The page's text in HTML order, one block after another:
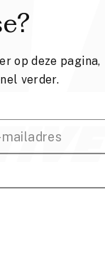
op deze pagina,
verder.